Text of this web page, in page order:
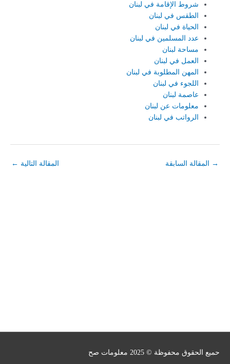
شروط الإقامة في لبنان
الطقس في لبنان
الحياة في لبنان
عدد المسلمين في لبنان
مساحة لبنان
العمل في لبنان
المهن المطلوبة في لبنان
اللجوء في لبنان
عاصمة لبنان
معلومات عن لبنان
الرواتب في لبنان
→ المقالة السابقة المقالة التالية ←
حميع الحقوق محفوظة © 2025 معلومات صح